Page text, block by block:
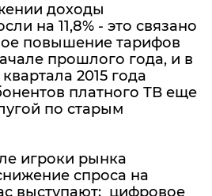
доходы
на 11,8% - это связано
повышение тарифов
прошлого года, и в
2015 года
платного ТВ еще
по старым
игроки рынка
спроса на
выступают: цифровое